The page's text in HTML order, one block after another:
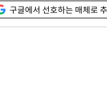
구글에서 선호하는 매체로